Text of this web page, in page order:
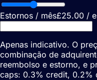
Estornos / mês£25.00 /
Apenas indicativo. O
combinação de
reembolso e estorno, e
caps: 0.3% credit, 0.2%